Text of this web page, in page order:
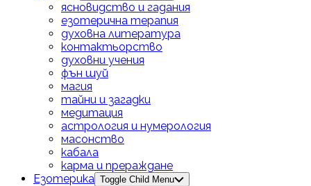
ясновидство и гадания
езотерична терапия
духовна литература
контактьорство
духовни учения
фън шуй
магия
тайни и загадки
медитация
астрология и нумерология
масонство
кабала
карма и прераждане
Езотерика Toggle Child Menu